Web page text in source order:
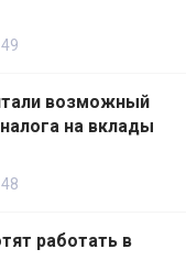
49
возможный
на вклады
48
работать в